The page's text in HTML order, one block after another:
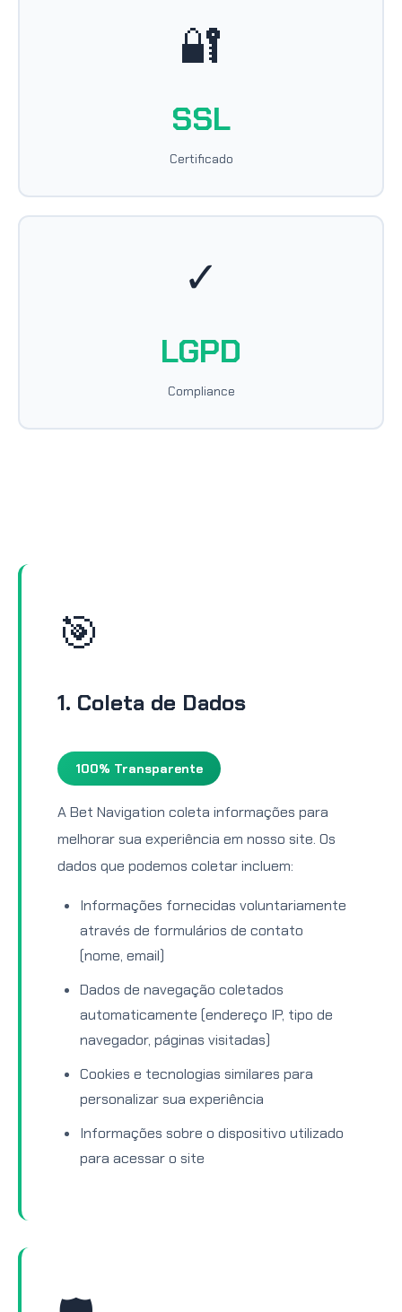
🔐
SSL
Certificado
✓
LGPD
Compliance
🎯
1. Coleta de Dados
100% Transparente
A Bet Navigation coleta informações para
melhorar sua experiência em nosso site. Os
dados que podemos coletar incluem:
Informações fornecidas voluntariamente
através de formulários de contato
(nome, email)
Dados de navegação coletados
automaticamente (endereço IP, tipo de
navegador, páginas visitadas)
Cookies e tecnologias similares para
personalizar sua experiência
Informações sobre o dispositivo utilizado
para acessar o site